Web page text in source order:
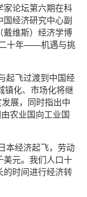
论坛第六期在科
经济研究中心副
戴维斯）经济学博
二十年——机遇与挑
飞过渡到中国经
化、市场化将继
展，同时指出中
农业国向工业国
经济起飞，劳动
美元。我们人口十
的时间进行经济转